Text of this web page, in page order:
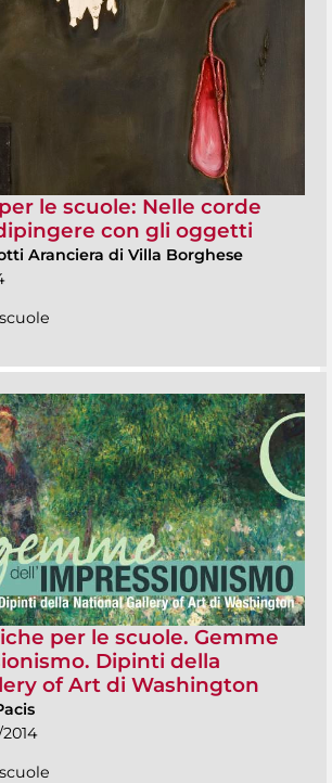
le scuole: Nelle corde
con gli oggetti
Aranciera di Villa Borghese
per le scuole. Gemme
Dipinti della
of Art di Washington